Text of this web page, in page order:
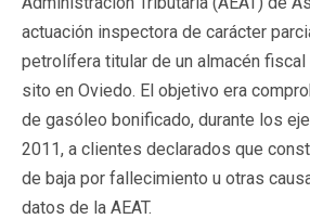
actuación inspectora de carácter
petrolífera titular de un almacén
sito en Oviedo. El objetivo era
de gasóleo bonificado, durante los
2011, a clientes declarados que
de baja por fallecimiento u otras
datos de la AEAT.